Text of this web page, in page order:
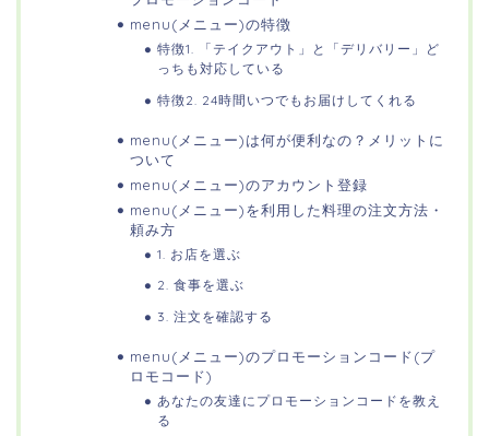
menu(メニュー)の特徴
特徴1. 「テイクアウト」と「デリバリー」ど
っちも対応している
特徴2. 24時間いつでもお届けしてくれる
menu(メニュー)は何が便利なの？メリットに
ついて
menu(メニュー)のアカウント登録
menu(メニュー)を利用した料理の注文方法・
頼み方
1. お店を選ぶ
2. 食事を選ぶ
3. 注文を確認する
menu(メニュー)のプロモーションコード(プ
ロモコード)
あなたの友達にプロモーションコードを教え
る